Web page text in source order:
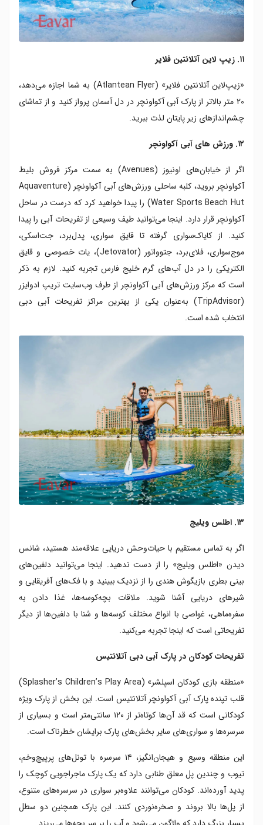
۱۱. زیپ لاین آتلانتین فلایر
«زیپ‌لاین آتلانتین فلایر» (Atlantean Flyer) به شما اجازه می‌دهد،
۲۰ متر بالاتر از پارک آبی آکواونچر در دل آسمان پرواز کنید و از تماشای
چشم‌اندازهای زیر پایتان لذت ببرید.
۱۲. ورزش های آبی آکواونچر
اگر از خیابان‌های اونیوز (Avenues) به سمت مرکز فروش بلیط
آکواونچر بروید، کلبه ساحلی ورزش‌های آبی آکواونچر (Aquaventure
Water Sports Beach Hut) را پیدا خواهید کرد که درست در ساحل
آکواونچر قرار دارد. اینجا می‌توانید طیف وسیعی از تفریحات آبی را پیدا
کنید. از کایاک‌سواری گرفته تا قایق سواری، پدل‌برد، جت‌اسکی،
موج‌سواری، فلای‌برد، جتوواتور (Jetovator)، یات خصوصی و قایق
الکتریکی را در دل آب‌های گرم خلیج فارس تجربه کنید. لازم به ذکر
است که مرکز ورزش‌های آبی آکواونچر از طرف وب‌سایت تریپ ادوایزر
(TripAdvisor) به‌عنوان یکی از بهترین مراکز تفریحات آبی دبی
انتخاب شده است.
۱۳. اطلس ویلیج
اگر به تماس مستقیم با حیات‌وحش دریایی علاقه‌مند هستید، شانس
دیدن «اطلس ویلیج»‌ را از دست ندهید. اینجا می‌توانید دلفین‌های
بینی بطری بازیگوش هندی را از نزدیک ببینید و با فک‌های آفریقایی و
شیرهای دریایی آشنا شوید. ملاقات بچه‌کوسه‌ها، غذا دادن به
سفره‌ماهی، غواصی با انواع مختلف کوسه‌ها و شنا با دلفین‌ها از دیگر
تفریحاتی است که اینجا تجربه می‌کنید.
تفریحات کودکان در پارک آبی دبی آتلانتیس
«منطقه بازی کودکان اسپلشر» (Splasher’s Children’s Play Area)
قلب تپنده پارک آبی آکواونچر آتلانتیس است. این بخش از پارک ویژه
کودکانی است که قد آن‌ها کوتاه‌تر از ۱۲۰ سانتی‌متر است و بسیاری از
سرسره‌ها و سواری‌های سایر بخش‌های پارک برایشان خطرناک است.
این منطقه وسیع و هیجان‌انگیز، ۱۴ سرسره با تونل‌های پرپیچ‌وخم،
تیوب و چندین پل معلق طنابی دارد که یک پارک ماجراجویی کوچک را
پدید آورده‌اند. کودکان می‌توانند علاوه‌بر سواری در سرسره‌های متنوع،
از پل‌ها بالا بروند و صخره‌نوردی کنند. این پارک همچنین دو سطل